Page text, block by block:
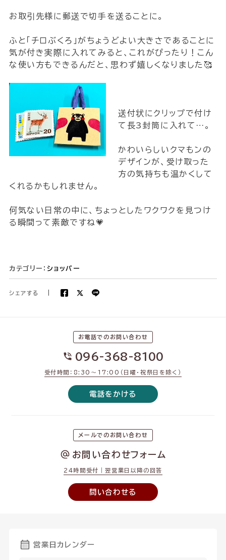
お取引先様に郵送で切手を送ることに。
ふと「チロぶくろ」がちょうどよい大きさであることに
気が付き実際に入れてみると、これがぴったり！こん
な使い方もできるんだと、思わず嬉しくなりました🥰
送付状にクリップで付け
て長3封筒に入れて…。
かわいらしいクマもンの
デザインが、受け取った
方の気持ちも温かくして
くれるかもしれません。
何気ない日常の中に、ちょっとしたワクワクを見つけ
る瞬間って素敵ですね💗
カテゴリー： ショッパー
シェアする
お電話でのお問い合わせ
096-368-8100
受付時間：8:30〜17:00（日曜・祝祭日を除く）
電話をかける
メールでのお問い合わせ
お問い合わせフォーム
24時間受付｜翌営業日以降の回答
問い合わせる
営業日カレンダー